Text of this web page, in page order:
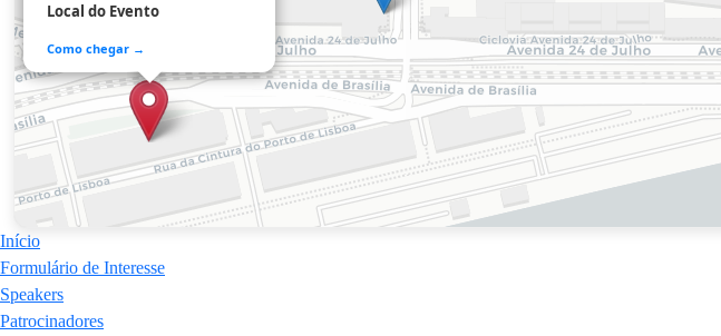
Local do Evento
Como chegar →
Início
Formulário de Interesse
Speakers
Patrocinadores